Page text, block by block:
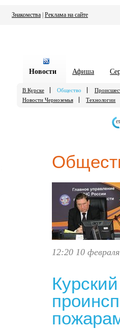
Знакомства Реклама на сайте
Новости Афиша
В Курске Общество
Новости Черноземья
Технологии
12:20 10